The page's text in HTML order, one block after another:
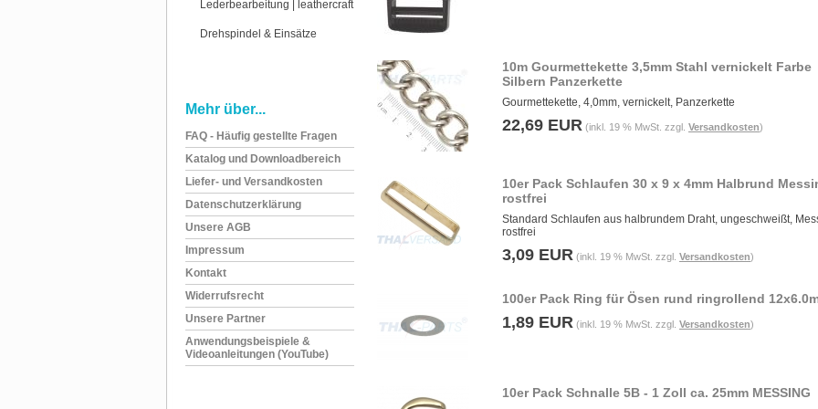
Lederbearbeitung | leathercraft
Drehspindel & Einsätze
Mehr über...
FAQ - Häufig gestellte Fragen
Katalog und Downloadbereich
Liefer- und Versandkosten
Datenschutzerklärung
Unsere AGB
Impressum
Kontakt
Widerrufsrecht
Unsere Partner
Anwendungsbeispiele &
Videoanleitungen (YouTube)
10m Gourmettekette 3,5mm Stahl vernickelt Farbe
Silbern Panzerkette
Gourmettekette, 4,0mm, vernickelt, Panzerkette
22,69 EUR (inkl. 19 % MwSt. zzgl. Versandkosten)
10er Pack Schlaufen 30 x 9 x 4mm Halbrund
rostfrei
Standard Schlaufen aus halbrundem Draht, ungeschweißt,
rostfrei
3,09 EUR (inkl. 19 % MwSt. zzgl. Versandkosten)
100er Pack Ring für Ösen rund ringrollend
1,89 EUR (inkl. 19 % MwSt. zzgl. Versandkosten)
10er Pack Schnalle 5B - 1 Zoll ca. 25mm MESSING